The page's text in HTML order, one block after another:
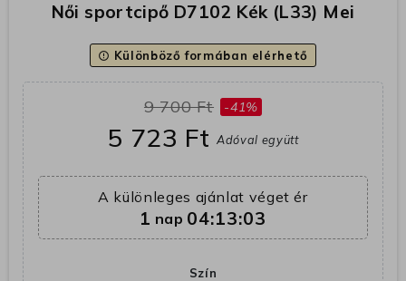
Női sportcipő D7102 Kék (L33) Mei
error_outline Különböző formában elérhető
9 700 Ft -41%
5 723 FtAdóval együtt
A különleges ajánlat véget ér
1 nap 04:13:02
Szín